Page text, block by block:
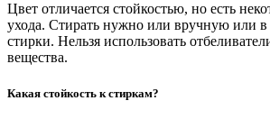
Цвет отличается стойкостью, но есть
ухода. Стирать нужно или вручную или
стирки. Нельзя использовать
вещества.
Какая стойкость к стиркам?